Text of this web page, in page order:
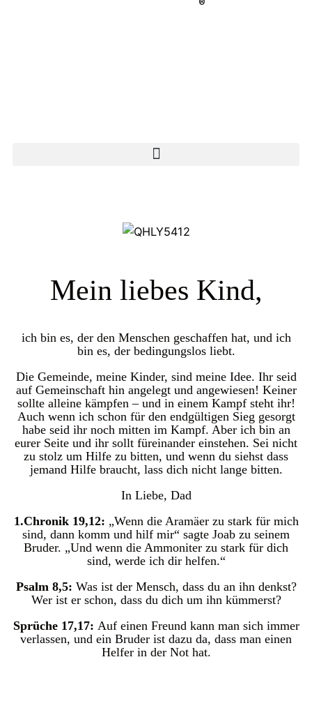
®
Mein liebes Kind,
ich bin es, der den Menschen geschaffen hat, und ich
bin es, der bedingungslos liebt.
Die Gemeinde, meine Kinder, sind meine Idee. Ihr seid
auf Gemeinschaft hin angelegt und angewiesen! Keiner
sollte alleine kämpfen – und in einem Kampf steht ihr!
Auch wenn ich schon für den endgültigen Sieg gesorgt
habe seid ihr noch mitten im Kampf. Aber ich bin an
eurer Seite und ihr sollt füreinander einstehen. Sei nicht
zu stolz um Hilfe zu bitten, und wenn du siehst dass
jemand Hilfe braucht, lass dich nicht lange bitten.
In Liebe, Dad
1.Chronik 19,12: „Wenn die Aramäer zu stark für mich
sind, dann komm und hilf mir“ sagte Joab zu seinem
Bruder. „Und wenn die Ammoniter zu stark für dich
sind, werde ich dir helfen.“
Psalm 8,5: Was ist der Mensch, dass du an ihn denkst?
Wer ist er schon, dass du dich um ihn kümmerst?
Sprüche 17,17: Auf einen Freund kann man sich immer
verlassen, und ein Bruder ist dazu da, dass man einen
Helfer in der Not hat.